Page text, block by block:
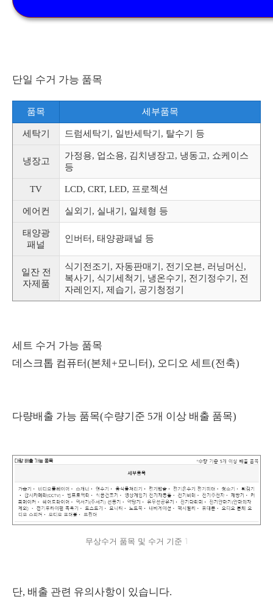
단일 수거 가능 품목
품목 세부품목
세탁기 드럼세탁기, 일반세탁기, 탈수기 등
냉장고
가정용, 업소용, 김치냉장고, 냉동고, 쇼케이스
등
TV LCD, CRT, LED, 프로젝션
에어컨 실외기, 실내기, 일체형 등
태양광
패널
인버터, 태양광패널 등
일잔 전
자제품
식기전조기, 자동판매기, 전기오븐, 러닝머신,
복사기, 식기세척기, 냉온수기, 전기정수기, 전
자레인지, 제습기, 공기청정기
세트 수거 가능 품목
데스크톱 컴퓨터(본체+모니터), 오디오 세트(전축)
다량배출 가능 품목(수량기준 5개 이상 배출 품목)
무상수거 품목 및 수거 기준 1
단, 배출 관련 유의사항이 있습니다.